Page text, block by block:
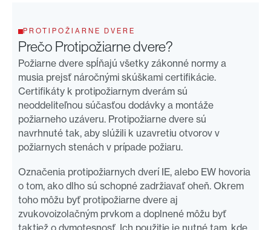
PROTIPOŽIARNE DVERE
Prečo Protipožiarne dvere?
Požiarne dvere spĺňajú všetky zákonné normy a
musia prejsť náročnými skúškami certifikácie.
Certifikáty k protipožiarnym dverám sú
neoddeliteľnou súčasťou dodávky a montáže
požiarneho uzáveru. Protipožiarne dvere sú
navrhnuté tak, aby slúžili k uzavretiu otvorov v
požiarnych stenách v prípade požiaru.
Označenia protipožiarnych dverí IE, alebo EW hovoria
o tom, ako dlho sú schopné zadržiavať oheň. Okrem
toho môžu byť protipožiarne dvere aj
zvukovoizolačným prvkom a doplnené môžu byť